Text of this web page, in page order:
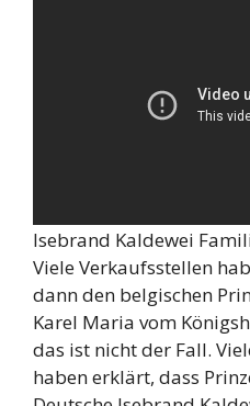
Isebrand Kaldewei
Viele Verkaufsstellen
dann den belgischen
Karel Maria vom
das ist nicht der Fall.
haben erklärt, dass